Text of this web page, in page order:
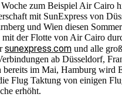
Woche zum Beispiel Air Cairo
mit SunExpress von
und Wien diesen
mit der Flotte von Air Cairo
sunexpress.com und alle
ab Düsseldorf,
bereits im Mai, Hamburg wird
Flug Taktung von einigen
erhöht.